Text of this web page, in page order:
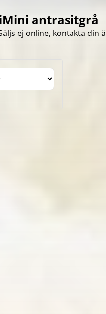
antrasitgrå
ej online, kontakta din